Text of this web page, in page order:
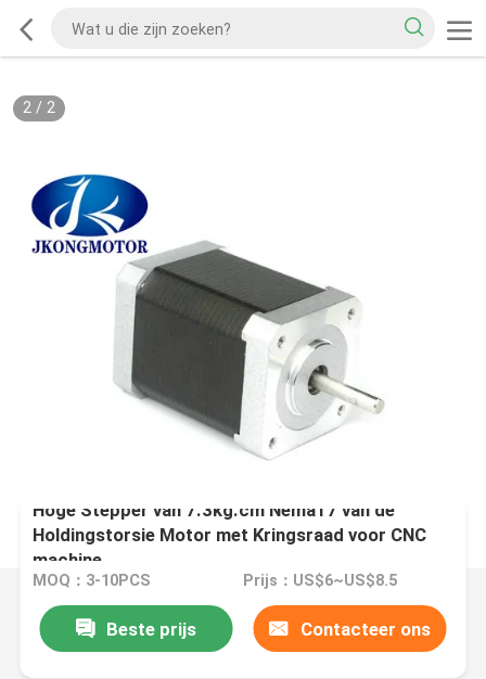
2/ 2
Hoge Stepper van 7.3kg.cm Nema17 van de
Holdingstorsie Motor met Kringsraad voor CNC
machine
MOQ：3-10PCS Prijs：US$6~US$8.5
Beste prijs Contacteer ons